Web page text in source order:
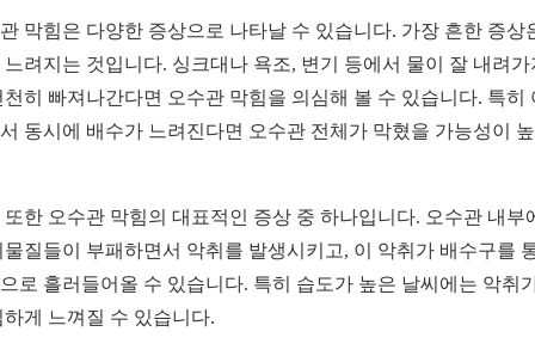
막힘은 다양한 증상으로 나타날 수 있습니다. 가장 흔한 증상
느려지는 것입니다. 싱크대나 욕조, 변기 등에서 물이 잘 내려가
천히 빠져나간다면 오수관 막힘을 의심해 볼 수 있습니다. 특히
동시에 배수가 느려진다면 오수관 전체가 막혔을 가능성이
또한 오수관 막힘의 대표적인 증상 중 하나입니다. 오수관 내부
물질들이 부패하면서 악취를 발생시키고, 이 악취가 배수구를
로 흘러들어올 수 있습니다. 특히 습도가 높은 날씨에는 악취
하게 느껴질 수 있습니다.